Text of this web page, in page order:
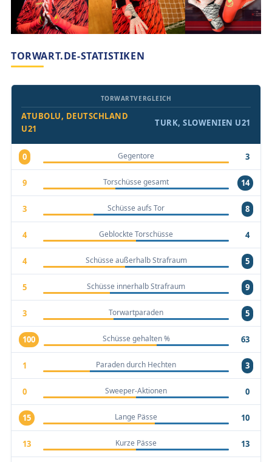
TORWART.DE-STATISTIKEN
ATUBOLU, DEUTSCHLAND
U21
TORWARTVERGLEICH
TURK, SLOWENIEN U21
0 Gegentore 3
9 Torschüsse gesamt 14
3 Schüsse aufs Tor 8
4 Geblockte Torschüsse 4
4 Schüsse außerhalb Strafraum 5
5 Schüsse innerhalb Strafraum 9
3 Torwartparaden 5
100 Schüsse gehalten % 63
1 Paraden durch Hechten 3
0 Sweeper-Aktionen 0
15 Lange Pässe 10
13 Kurze Pässe 13